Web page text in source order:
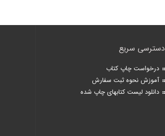
دسترسی سریع
درخواست چاپ کتاب
آموزش نحوه ثبت سفارش
دانلود لیست کتابهای چاپ شده